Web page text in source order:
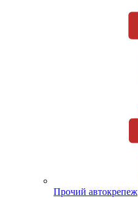
Прочий автокрепеж